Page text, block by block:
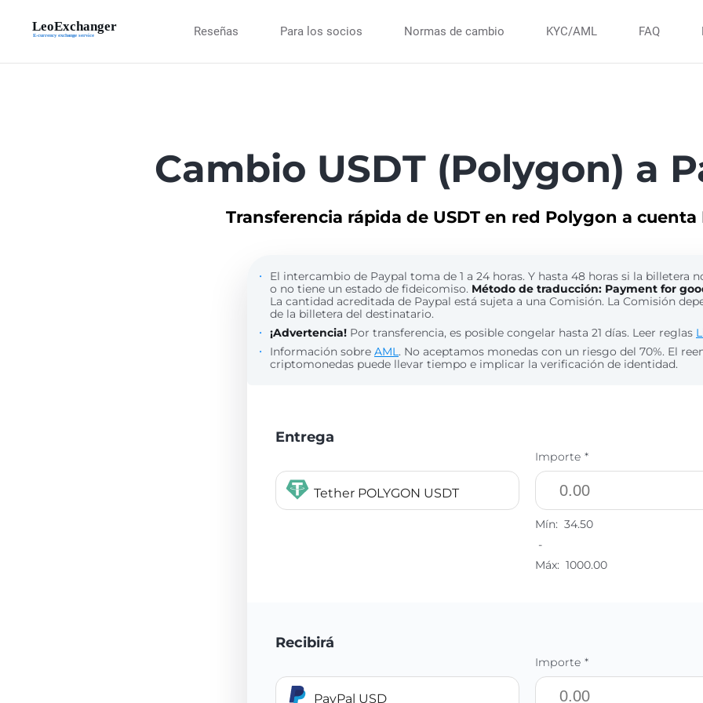
Reseñas Para los socios Normas de cambio KYC/AML FAQ
Cambio USDT (Polygon) a
Transferencia rápida de USDT en red Polygon a cuenta
El intercambio de Paypal toma de 1 a 24 horas. Y hasta 48 horas si la billetera
o no tiene un estado de fideicomiso. Método de traducción: Payment for
La cantidad acreditada de Paypal está sujeta a una Comisión. La Comisión
de la billetera del destinatario.
¡Advertencia! Por transferencia, es posible congelar hasta 21 días. Leer reglas
Información sobre AML. No aceptamos monedas con un riesgo del 70%. El
criptomonedas puede llevar tiempo e implicar la verificación de identidad.
Entrega
Tether POLYGON USDT
Importe *
Mín: 34.50
-
Máx: 1000.00
Recibirá
PayPal USD
Importe *